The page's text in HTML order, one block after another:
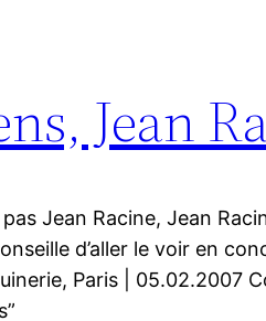
Jean
Jean Racine, Jean
d’aller le voir en
Paris | 05.02.2007